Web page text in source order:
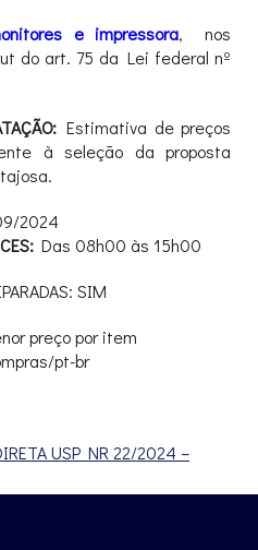
e impressora, nos
do art. 75 da Lei federal nº
Estimativa de preços
à seleção da proposta
2024
Das 08h00 às 15h00
SIM
preço por item
pt-br
USP NR 22/2024 –